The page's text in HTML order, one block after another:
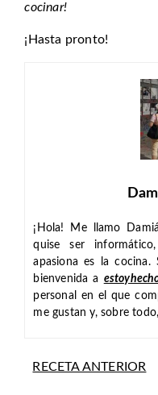
cocinar!
¡Hasta pronto!
¡Hola! Me llamo
quise ser
apasiona es la
bienvenida a
personal en el que
me gustan y, sobre
RECETA ANTERIOR